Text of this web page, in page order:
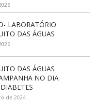
LABORATÓRIO
DAS ÁGUAS
DAS ÁGUAS
NO DIA
de 2024